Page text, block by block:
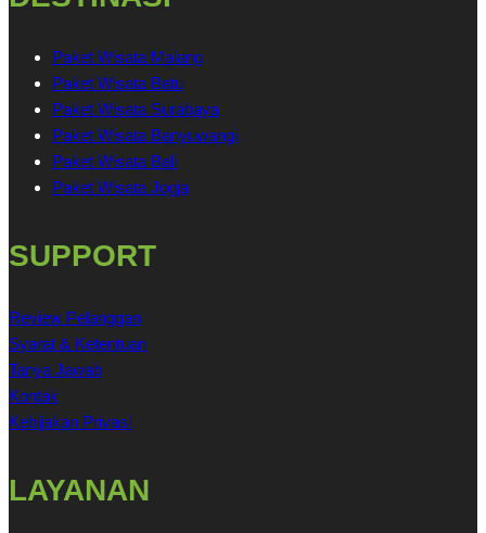
Paket Wisata Malang
Paket Wisata Batu
Paket Wisata Surabaya
Paket Wisata Banyuwangi
Paket Wisata Bali
Paket Wisata Jogja
SUPPORT
Review Pelanggan
Syarat & Ketentuan
Tanya Jawab
Kontak
Kebijakan Privasi
LAYANAN